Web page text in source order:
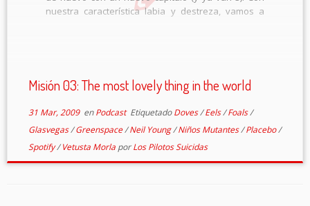
nuestra característica labia y destreza, vamos a
Misión 03: The most lovely thing in the world
31 Mar, 2009enPodcast EtiquetadoDoves/Eels/Foals/
Glasvegas/Greenspace/Neil Young/Niños Mutantes/Placebo/
Spotify/Vetusta Morla porLos Pilotos Suicidas